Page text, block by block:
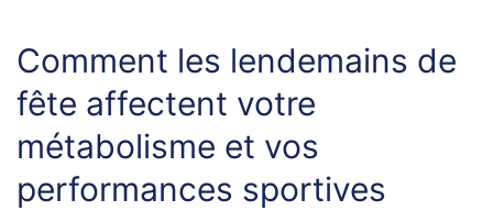
Comment les lendemains de
fête affectent votre
métabolisme et vos
performances sportives